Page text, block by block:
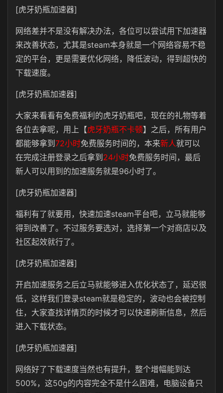
[虎牙奶瓶加速器]
网络差并不是没有解决办法，各位可以尝试用下加速器
来改善状态，尤其是steam本身就是一个网络容易不稳
定的平台，更是需要优化网络，降低波动，得到超快的
下载速度。
[虎牙奶瓶加速器]
大家来看看有免费福利的虎牙奶瓶吧，现在的礼物等着
各位去拿呢，用上【虎牙奶瓶不卡顿】之后，所有用户
都能够拿到 72小时免费服务时间的，本来新人就可以
在完成注册登录之后拿到 24小时免费服务时间，最后
新人可以用到的加速服务就是96小时了。
[虎牙奶瓶加速器]
福利有了就要用，快速加速steam平台吧，立马就能够
得到改善了。不过服务要选对，选择第一个对商店以及
社区起效就行了。
[虎牙奶瓶加速器]
开启加速服务之后立马就能够进入优化状态了，延迟很
低，这样我们登录steam就是稳定的，波动也会被控制
住，大家查找详情页的时候才可以快速刷新信息，然后
进入下载状态。
[虎牙奶瓶加速器]
网络好了下载速度当然也有提升，整个增幅能到达
500%，这50g的内容完全不是什么困难，电脑设备只